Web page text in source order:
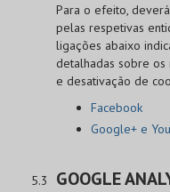
Para o efeito,
pelas respetivas
ligações abaixo
detalhadas sobre
e desativação de
Facebook
Google+ e
GOOGLE